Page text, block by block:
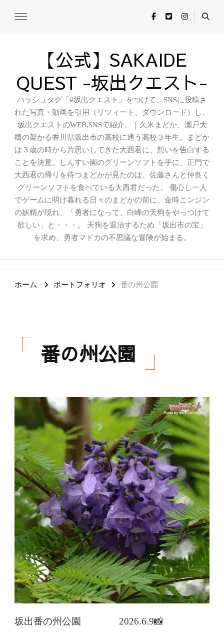
【公式】SAKAIDE
QUEST -坂出クエスト-
ハッシュタグ「#坂出クエスト」をつけて、SNSに投稿さ
れた写真・動画を引用（リツィート、ダウンロード）し、
坂出クエストのWEB,SNSで紹介。｜久米まどか、瀬戸大
橋の架かる香川県坂出市の高校に通う高校３年生。まどか
は３歳の時から片思いしてきた大西君に、想いを告白する
ことを決意。しんすい園のグリーンソフトを手に、正門で
大西君の帰りを待つまどかが見たのは、佐藤さんと仲良く
グリーンソフトを食べている大西君だった。 傷心し一人
でゲームに明け暮れる日々のまどかの前に、金時ニンジン
の妖精が現れ、「勇者になって、白峰の天狗をやっつけて
欲しい」と・・・。 天狗を退治するため「坂出市の宝」
を求め、勇者マドカの不思議な冒険が始まる。
ホーム ポートフォリオ 番の州公園
番の州公園
坂出番の州公園 2026.6.9📸